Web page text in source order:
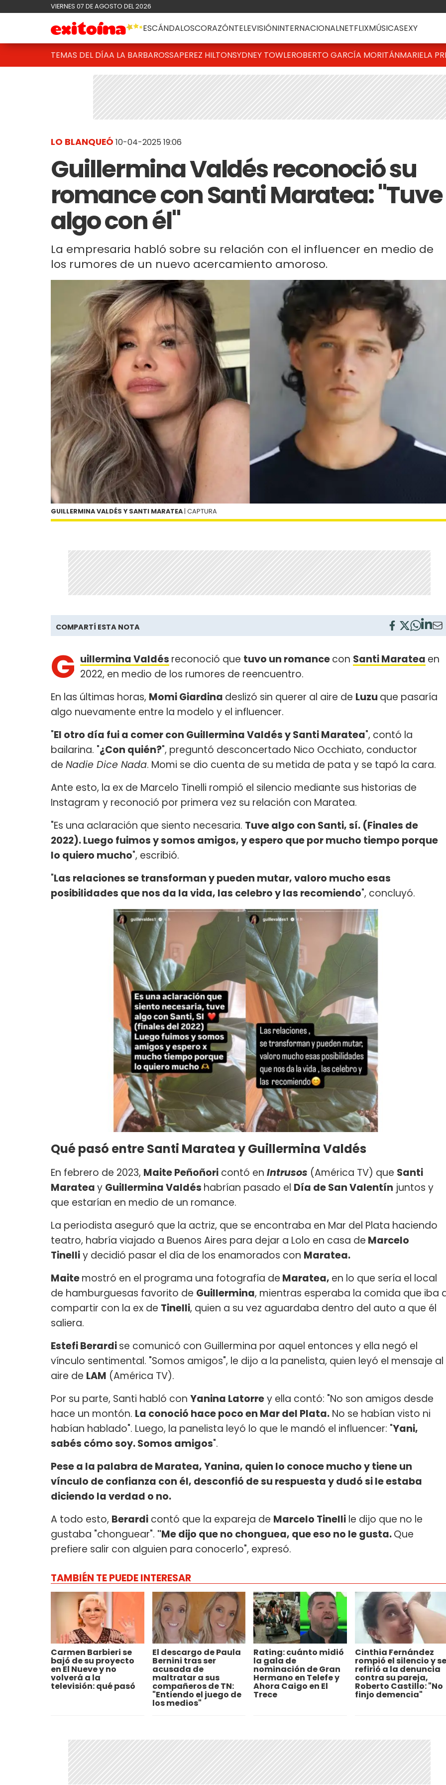
VIERNES 07 DE AGOSTO DEL 2026
ESCÁNDALOSCORAZÓNTELEVISIÓNINTERNACIONALNETFLIXMÚSICASEXY
TEMAS DEL DÍAA LA BARBAROSSAPEREZ HILTONSYDNEY TOWLEROBERTO GARCÍA MORITÁNMARIELA
LO BLANQUEÓ 10-04-2025 19:06
Guillermina Valdés reconoció su
romance con Santi Maratea: "Tuve
algo con él"
La empresaria habló sobre su relación con el influencer en medio de
los rumores de un nuevo acercamiento amoroso.
GUILLERMINA VALDÉS Y SANTI MARATEA | CAPTURA
COMPARTÍ ESTA NOTA
G uillermina Valdés reconoció que tuvo un romancecon Santi Maratea en
2022, en medio de los rumores de reencuentro.
En las últimas horas, Momi Giardina deslizó sin querer al aire de Luzu que pasaría
algo nuevamente entre la modelo y el influencer.
"El otro día fui a comer con Guillermina Valdés y Santi Maratea", contó la
bailarina. "¿Con quién?", preguntó desconcertado Nico Occhiato, conductor
de Nadie Dice Nada. Momi se dio cuenta de su metida de pata y se tapó la cara.
Ante esto, la ex de Marcelo Tinelli rompió el silencio mediante sus historias de
Instagram y reconoció por primera vez su relación con Maratea.
"Es una aclaración que siento necesaria. Tuve algo con Santi, sí. (Finales de
2022). Luego fuimos y somos amigos, y espero que por mucho tiempo porque
lo quiero mucho", escribió.
"Las relaciones se transforman y pueden mutar, valoro mucho esas
posibilidades que nos da la vida, las celebro y las recomiendo", concluyó.
Qué pasó entre Santi Maratea y Guillermina Valdés
En febrero de 2023, Maite Peñoñori contó en Intrusos (América TV) que Santi
Marateay Guillermina Valdés habrían pasado el Día de San Valentín juntos y
que estarían en medio de un romance.
La periodista aseguró que la actriz, que se encontraba en Mar del Plata haciendo
teatro, habría viajado a Buenos Aires para dejar a Lolo en casa de Marcelo
Tinelliy decidió pasar el día de los enamorados con Maratea.
Maitemostró en el programa una fotografía de Maratea, en lo que sería el local
de hamburguesas favorito de Guillermina, mientras esperaba la comida que iba
compartir con la ex de Tinelli, quien a su vez aguardaba dentro del auto a que él
saliera.
Estefi Berardise comunicó con Guillermina por aquel entonces y ella negó el
vínculo sentimental. "Somos amigos", le dijo a la panelista, quien leyó el mensaje al
aire de LAM (América TV).
Por su parte, Santi habló con Yanina Latorrey ella contó: "No son amigos desde
hace un montón. La conoció hace poco en Mar del Plata. No se habían visto ni
habían hablado". Luego, la panelista leyó lo que le mandó el influencer: "Yani,
sabés cómo soy. Somos amigos".
Pese a la palabra de Maratea, Yanina, quien lo conoce mucho y tiene un
vínculo de confianza con él, desconfió de su respuesta y dudó si le estaba
diciendo la verdad o no.
A todo esto, Berardi contó que la expareja de Marcelo Tinelli le dijo que no le
gustaba "chonguear". "Me dijo que no chonguea, que eso no le gusta.Que
prefiere salir con alguien para conocerlo", expresó.
TAMBIÉN TE PUEDE INTERESAR
Carmen Barbieri se
bajó de su proyecto
en El Nueve y no
volverá a la
televisión: qué pasó
El descargo de Paula
Bernini tras ser
acusada de
maltratar a sus
compañeros de TN:
"Entiendo el juego de
los medios"
Rating: cuánto midió
la gala de
nominación de Gran
Hermano en Telefe y
Ahora Caigo en El
Trece
Cinthia Fernández
rompió el silencio y se
refirió a la denuncia
contra su pareja,
Roberto Castillo: "No
finjo demencia"